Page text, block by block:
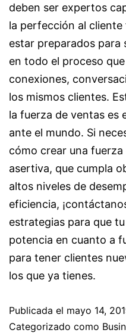
deben ser expertos
la perfección al
estar preparados para
en todo el proceso
conexiones,
los mismos clientes.
la fuerza de ventas es
ante el mundo. Si
cómo crear una
asertiva, que cumpla
altos niveles de
eficiencia,
estrategias para que
potencia en cuanto a
para tener clientes
los que ya tienes.
Publicada el mayo 14,
Categorizado como